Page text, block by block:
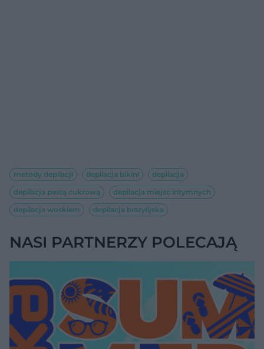
metody depilacji depilacja bikini
depilacja
depilacja pastą cukrową
depilacja miejsc intymnych
depilacja woskiem
depilacja brazylijska
NASI PARTNERZY POLECAJĄ